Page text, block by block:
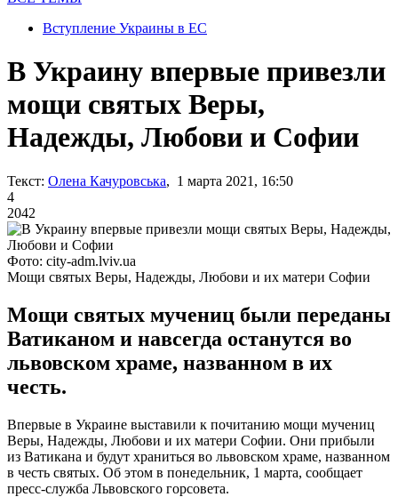
Вступление Украины в ЕС
В Украину впервые привезли
мощи святых Веры,
Надежды, Любови и Софии
Текст: Олена Качуровська, 1 марта 2021, 16:50
4
2042
Фото: city-adm.lviv.ua
Мощи святых Веры, Надежды, Любови и их матери Софии
Мощи святых мучениц были переданы
Ватиканом и навсегда останутся во
львовском храме, названном в их
честь.
Впервые в Украине выставили к почитанию мощи мучениц
Веры, Надежды, Любови и их матери Софии. Они прибыли
из Ватикана и будут храниться во львовском храме, названном
в честь святых. Об этом в понедельник, 1 марта, сообщает
пресс-служба Львовского горсовета.